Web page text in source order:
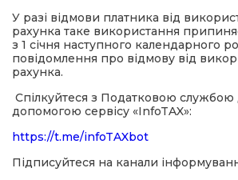
У разі відмови платника від
рахунка таке використання
з 1 січня наступного календарного
повідомлення про відмову від
рахунка.
Спілкуйтеся з Податковою службою
допомогою сервісу «InfoTAX»:
https://t.me/infoTAXbot
Підписуйтеся на канали